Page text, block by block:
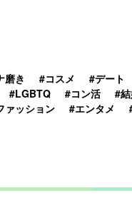
磨き #コスメ #デート
#LGBTQ #コン活 #
ァッション #エンタメ